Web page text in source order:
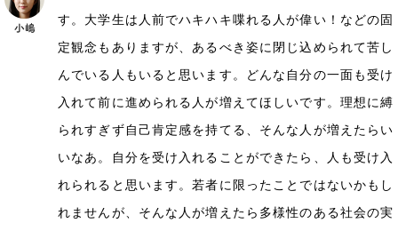
す。大学生は人前でハキハキ喋れる人が偉い！などの固
定観念もありますが、あるべき姿に閉じ込められて苦し
んでいる人もいると思います。どんな自分の一面も受け
入れて前に進められる人が増えてほしいです。理想に縛
られすぎず自己肯定感を持てる、そんな人が増えたらい
いなあ。自分を受け入れることができたら、人も受け入
れられると思います。若者に限ったことではないかもし
れませんが、そんな人が増えたら多様性のある社会の実